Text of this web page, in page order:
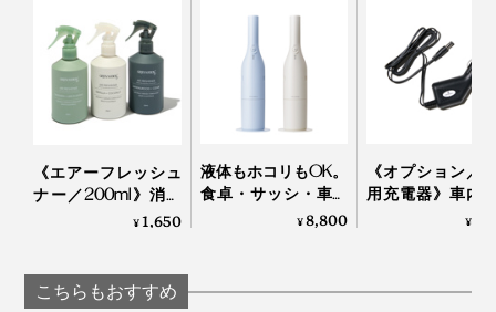
とくに窓ガラスは、正面からは気づかなかった、白いホ
コリや手垢汚れが、横から見た時に、浮き上がって見え
て焦りましたが、ぞうきんで、一度拭くだけで、汚れが
ぞうきん、もう片方の手に乾いたぞうきんの“二刀流ス
タイル”がおすすめ！）
も、ガラスに広がっていた白い汚れが消えて、ひと皮剥
《エアーフレッシュ
ナー／200ml》消臭
成分配合で気になる
りに包まれる天然ア
ロマのミストスプレ
¥1,650
液体もホコリもOK。
食卓・サッシ・車を
ささっとキレイにで
¥8,800
《オプション／
用充電器》車内
ンディクリーナ
¥
こちらもおすすめ